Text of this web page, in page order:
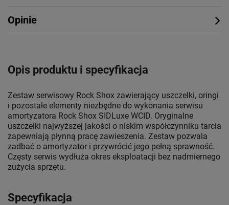
Opinie
Opis produktu i specyfikacja
Zestaw serwisowy Rock Shox zawierający uszczelki, oringi
i pozostałe elementy niezbędne do wykonania serwisu
amortyzatora Rock Shox SIDLuxe WCID. Oryginalne
uszczelki najwyższej jakości o niskim współczynniku tarcia
zapewniają płynną pracę zawieszenia. Zestaw pozwala
zadbać o amortyzator i przywrócić jego pełną sprawność.
Częsty serwis wydłuża okres eksploatacji bez nadmiernego
zużycia sprzętu.
Specyfikacja